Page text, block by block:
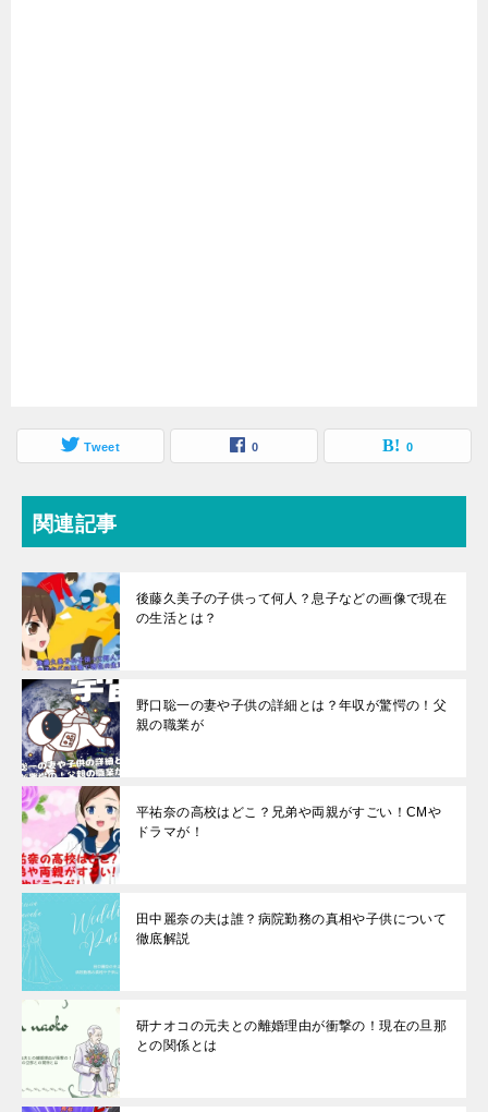
Tweet 0 0
関連記事
後藤久美子の子供って何人？息子などの画像で現在
の生活とは？
野口聡一の妻や子供の詳細とは？年収が驚愕の！父
親の職業が
平祐奈の高校はどこ？兄弟や両親がすごい！CMや
ドラマが！
田中麗奈の夫は誰？病院勤務の真相や子供について
徹底解説
研ナオコの元夫との離婚理由が衝撃の！現在の旦那
との関係とは